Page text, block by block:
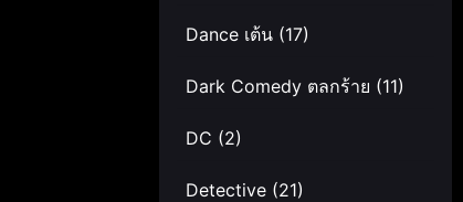
Dance เต้น (17)
Dark Comedy ตลกร้าย (11)
DC (2)
Detective (21)